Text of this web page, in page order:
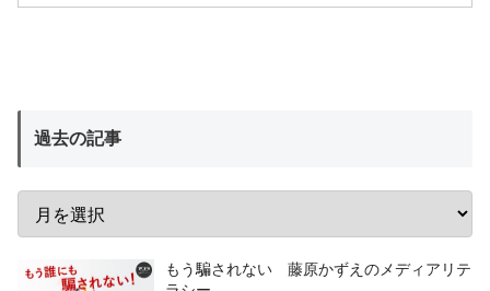
過去の記事
もう騙されない 藤原かずえのメディアリテ